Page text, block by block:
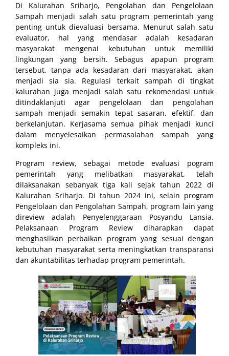
Di Kalurahan Sriharjo, Pengolahan dan Pengelolaan
Sampah menjadi salah satu program pemerintah yang
penting untuk dievaluasi bersama. Menurut salah satu
evaluator, hal yang mendasar adalah kesadaran
masyarakat mengenai kebutuhan untuk memiliki
lingkungan yang bersih. Sebagus apapun program
tersebut, tanpa ada kesadaran dari masyarakat, akan
menjadi sia sia. Regulasi terkait sampah di tingkat
kalurahan juga menjadi salah satu rekomendasi untuk
ditindaklanjuti agar pengelolaan dan pengolahan
sampah menjadi semakin tepat sasaran, efektif, dan
berkelanjutan. Kerjasama semua pihak menjadi kunci
dalam menyelesaikan permasalahan sampah yang
kompleks ini.
Program review, sebagai metode evaluasi pogram
pemerintah yang melibatkan masyarakat, telah
dilaksanakan sebanyak tiga kali sejak tahun 2022 di
Kalurahan Sriharjo. Di tahun 2024 ini, selain program
Pengelolaan dan Pengolahan Sampah, program lain yang
direview adalah Penyelenggaraan Posyandu Lansia.
Pelaksanaan Program Review diharapkan dapat
menghasilkan perbaikan program yang sesuai dengan
kebutuhan masyarakat serta meningkatkan transparansi
dan akuntabilitas terhadap program pemerintah.